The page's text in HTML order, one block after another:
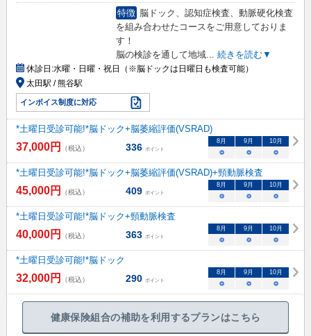
特徴 脳ドック、認知症検査、動脈硬化検査
を組み合わせたコースをご用意しておりま
す！
脳の検診を通して地域... 続きを読む▼
休診日:水曜・日曜・祝日（※脳ドックは日曜日も検査可能）
太田駅 / 熊谷駅
インボイス制度に対応
*土曜日受診可能!*脳ドック+脳萎縮評価(VSRAD)
37,000円 （税込） 336 ポイント
8 月 9 月 10月
○ ○ ○
*土曜日受診可能!*脳ドック+脳萎縮評価(VSRAD)+頸動脈検査
45,000円 （税込） 409 ポイント
8 月 9 月 10月
○ ○ ○
*土曜日受診可能!*脳ドック+頸動脈検査
40,000円 （税込） 363 ポイント
8 月 9 月 10月
○ ○ ○
*土曜日受診可能!*脳ドック
32,000円 （税込） 290 ポイント
8 月 9 月 10月
○ ○ ○
健康保険組合の補助を利用するプランはこちら